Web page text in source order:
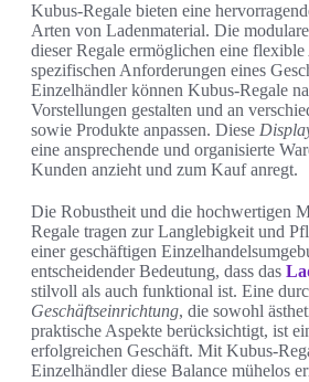
Kubus-Regale bieten eine
Arten von Ladenmaterial. Die
dieser Regale ermöglichen eine flexible
spezifischen Anforderungen eines
Einzelhändler können Kubus-Regale
Vorstellungen gestalten und an
sowie Produkte anpassen. Diese
eine ansprechende und organisierte
Kunden anzieht und zum Kauf anregt.
Die Robustheit und die hochwertigen
Regale tragen zur Langlebigkeit und
einer geschäftigen
entscheidender Bedeutung, dass das
stilvoll als auch funktional ist. Eine
Geschäftseinrichtung, die sowohl
praktische Aspekte berücksichtigt, ist
erfolgreichen Geschäft. Mit Kubus-
Einzelhändler diese Balance mühelos